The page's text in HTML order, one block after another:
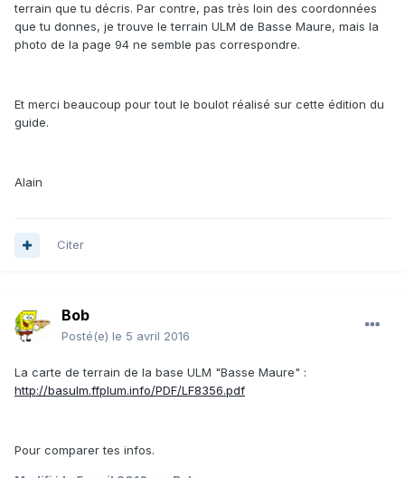
terrain que tu décris. Par contre, pas très loin des coordonnées
que tu donnes, je trouve le terrain ULM de Basse Maure, mais la
photo de la page 94 ne semble pas correspondre.
Et merci beaucoup pour tout le boulot réalisé sur cette édition du
guide.
Alain
Citer
Bob
Posté(e) le 5 avril 2016
La carte de terrain de la base ULM "Basse Maure" :
http://basulm.ffplum.info/PDF/LF8356.pdf
Pour comparer tes infos.